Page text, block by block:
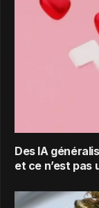
Des IA
et ce n’est pas